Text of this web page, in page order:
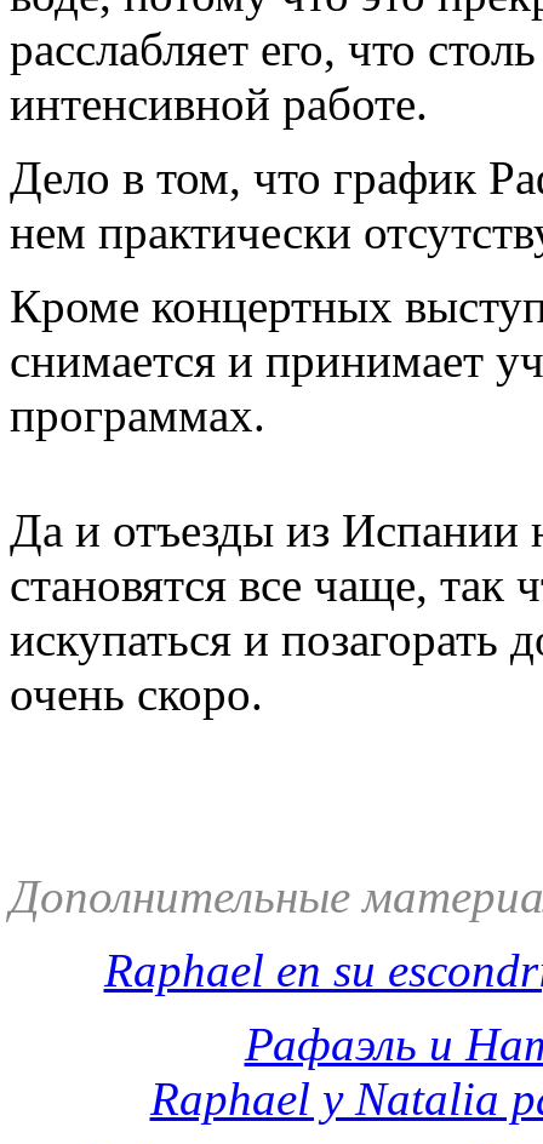
расслабляет его, что
интенсивной работе.
Дело в том, что график
нем практически
Кроме концертных
снимается и принимает
программах.
Да и отъезды из Испании
становятся все чаще, так
искупаться и позагорать
очень скоро.
Дополнительные
Raphael en su
Рафаэль и
Raphael y Natalia